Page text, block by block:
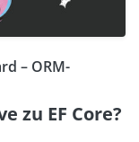
– ORM-
zu EF Core?